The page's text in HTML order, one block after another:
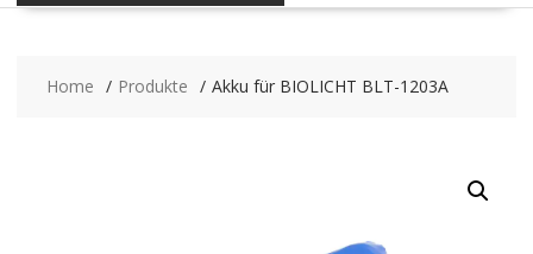
Home Produkte Akku für BIOLICHT BLT-1203A